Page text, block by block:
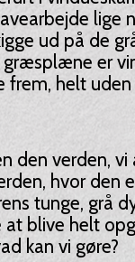
lige
ud på de
græsplæne er
helt
den verden,
hvor den
tunge, grå
blive helt
kan vi gøre?